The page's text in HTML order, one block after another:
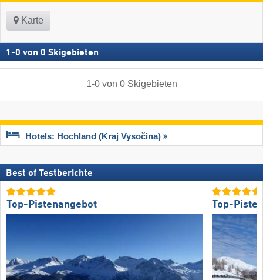
Karte
1 -0 von 0 Skigebieten
1-0von 0 Skigebieten
Hotels: Hochland (Kraj Vysočina)
Best of Testberichte
Top-Pistenangebot Top-